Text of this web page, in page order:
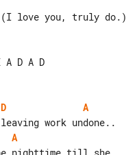
love you, truly do.)
A D A D
D
A
A